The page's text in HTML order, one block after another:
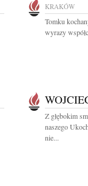
KRAKÓW
Tomku
wyrazy
Z głębokim
naszego
nie...